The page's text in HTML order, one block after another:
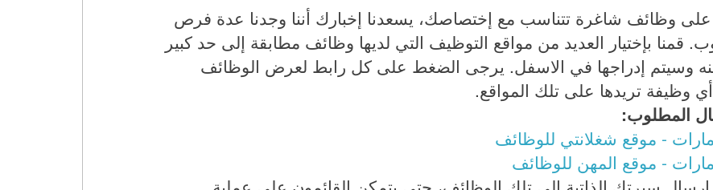
على وظائف شاغرة تتناسب مع إختصاصك، يسعدنا إخبارك أننا وجدنا عدة فرص
بإختيار العديد من مواقع التوظيف التي لديها وظائف مطابقة إلى حد كبير
وسيتم إدراجها في الاسفل. يرجى الضغط على كل رابط لعرض الوظائف
وظيفة تريدها على تلك المواقع.
المطلوب:
- موقع شغلانتي للوظائف
- موقع المهن للوظائف